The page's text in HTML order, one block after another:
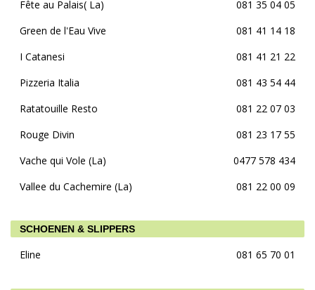
Fête au Palais( La)
081 35 04 05
Green de l'Eau Vive
081 41 14 18
I Catanesi
081 41 21 22
Pizzeria Italia
081 43 54 44
Ratatouille Resto
081 22 07 03
Rouge Divin
081 23 17 55
Vache qui Vole (La)
0477 578 434
Vallee du Cachemire (La)
081 22 00 09
SCHOENEN & SLIPPERS
Eline 081 65 70 01